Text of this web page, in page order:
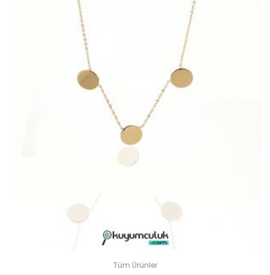
Tüm Ürünler